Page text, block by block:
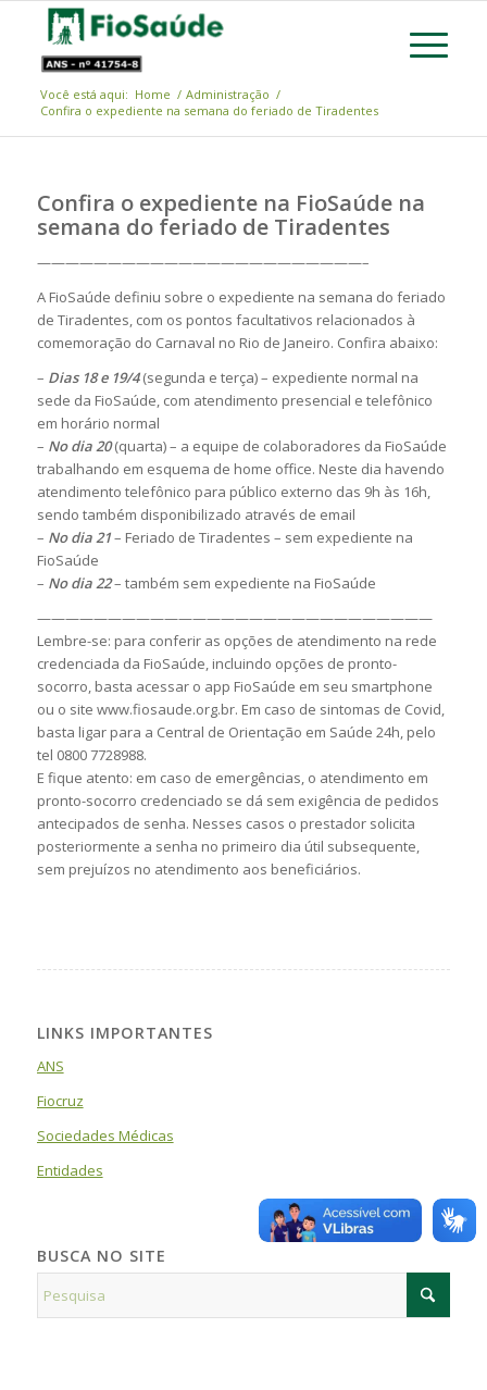
Você está aqui: Home / Administração /
Confira o expediente na semana do feriado de Tiradentes
Confira o expediente na FioSaúde na
semana do feriado de Tiradentes
———————————————————————–
A FioSaúde definiu sobre o expediente na semana do feriado
de Tiradentes, com os pontos facultativos relacionados à
comemoração do Carnaval no Rio de Janeiro. Confira abaixo:
– Dias 18 e 19/4(segunda e terça) – expediente normal na
sede da FioSaúde, com atendimento presencial e telefônico
em horário normal
– No dia 20(quarta) – a equipe de colaboradores da FioSaúde
trabalhando em esquema de home office. Neste dia havendo
atendimento telefônico para público externo das 9h às 16h,
sendo também disponibilizado através de email
– No dia 21– Feriado de Tiradentes – sem expediente na
FioSaúde
– No dia 22– também sem expediente na FioSaúde
————————————————————————————
Lembre-se: para conferir as opções de atendimento na rede
credenciada da FioSaúde, incluindo opções de pronto-
socorro, basta acessar o app FioSaúde em seu smartphone
ou o site www.fiosaude.org.br. Em caso de sintomas de Covid,
basta ligar para a Central de Orientação em Saúde 24h, pelo
tel 0800 7728988.
E fique atento: em caso de emergências, o atendimento em
pronto-socorro credenciado se dá sem exigência de pedidos
antecipados de senha. Nesses casos o prestador solicita
posteriormente a senha no primeiro dia útil subsequente,
sem prejuízos no atendimento aos beneficiários.
LINKS IMPORTANTES
ANS
Fiocruz
Sociedades Médicas
Entidades
BUSCA NO SITE